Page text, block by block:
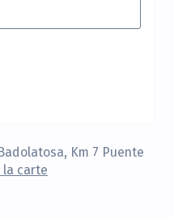
Km 7 Puente
la carte